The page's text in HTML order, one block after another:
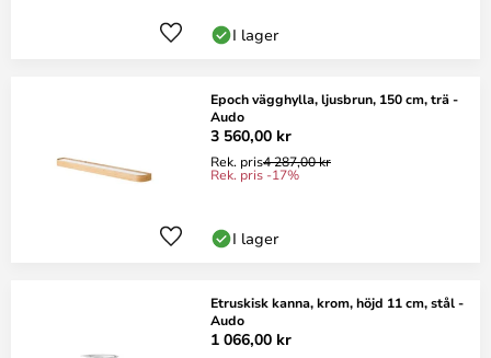
I lager
Epoch vägghylla, ljusbrun, 150 cm, trä -
Audo
3 560,00 kr
Rek. pris4 287,00 kr
Rek. pris -17%
I lager
Etruskisk kanna, krom, höjd 11 cm, stål -
Audo
1 066,00 kr